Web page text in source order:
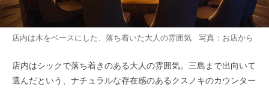
店内は木をベースにした、落ち着いた大人の雰囲気 写真：お店から
店内はシックで落ち着きのある大人の雰囲気。三島まで出向いて
選んだという、ナチュラルな存在感のあるクスノキのカウンター